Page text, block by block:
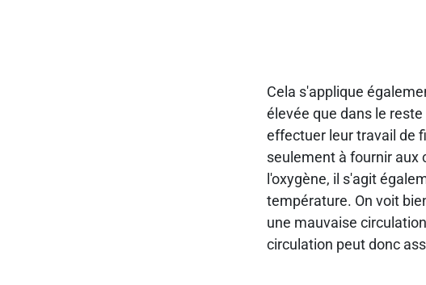
Cela s'applique
élevée que dans le
effectuer leur travail de
seulement à fournir aux
l'oxygène, il s'agit
température. On voit
une mauvaise
circulation peut donc